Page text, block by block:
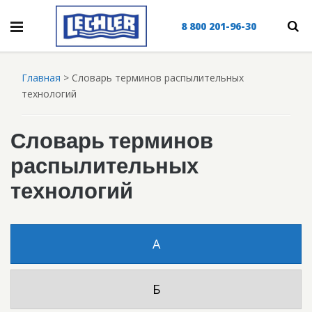
8 800 201-96-30
Главная > Словарь терминов распылительных
технологий
Словарь терминов
распылительных
технологий
А
Б